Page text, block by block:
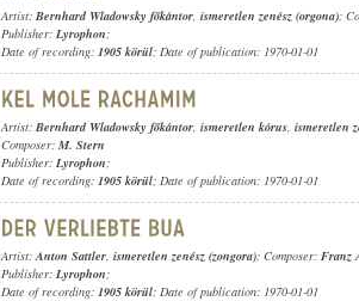
Artist: Bernhard Wladowsky főkántor, ismeretlen zenész (orgona);
Publisher: Lyrophon;
Date of recording: 1905 körül; Date of publication: 1970-01-01
Artist: Bernhard Wladowsky főkántor, ismeretlen kórus, ismeretlen
Composer: M. Stern
Publisher: Lyrophon;
Date of recording: 1905 körül; Date of publication: 1970-01-01
Artist:Anton Sattler, ismeretlen zenész (zongora); Composer: Franz
Publisher: Lyrophon;
Date of recording: 1905 körül; Date of publication: 1970-01-01